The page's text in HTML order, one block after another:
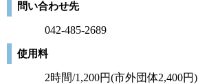
問い合わせ先
042-485-2689
使用料
2時間/1,200円(市外団体2,400円)